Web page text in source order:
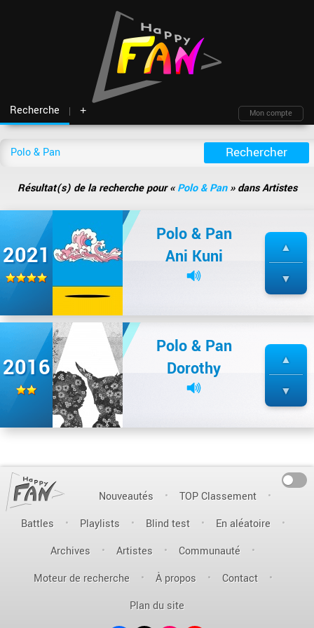
Recherche +
Fil d'actu
Membres
Artistes
Hasard
Moteur de recherche
Archives
Plan du site
Mon compte
Résultat(s) de la recherche pour «Polo & Pan» dans Artistes
2021
Polo & Pan
Ani Kuni
2016
Polo & Pan
Dorothy
Nouveautés
TOP Classement
Battles
Playlists Blind test
En aléatoire
Archives
Artistes
Communauté
Moteur de recherche
À propos
Contact
Plan du site
On